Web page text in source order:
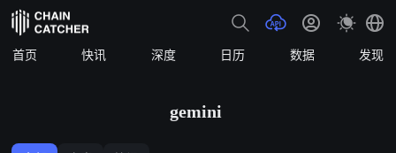
首页 快讯 深度 日历 数据 发现
gemini